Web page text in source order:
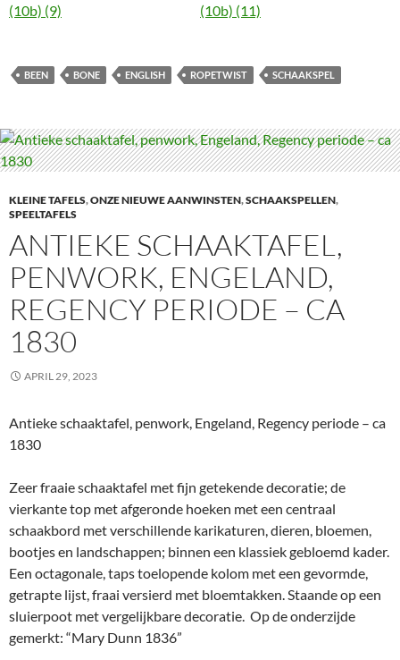
BEEN BONE ENGLISH ROPETWIST SCHAAKSPEL
KLEINE TAFELS,ONZE NIEUWE AANWINSTEN,SCHAAKSPELLEN,
SPEELTAFELS
ANTIEKE SCHAAKTAFEL,
PENWORK, ENGELAND,
REGENCY PERIODE – CA
1830
APRIL 29, 2023
Antieke schaaktafel, penwork, Engeland, Regency periode – ca
1830
Zeer fraaie schaaktafel met fijn getekende decoratie; de
vierkante top met afgeronde hoeken met een centraal
schaakbord met verschillende karikaturen, dieren, bloemen,
bootjes en landschappen; binnen een klassiek gebloemd kader.
Een octagonale, taps toelopende kolom met een gevormde,
getrapte lijst, fraai versierd met bloemtakken. Staande op een
sluierpoot met vergelijkbare decoratie. Op de onderzijde
gemerkt: “Mary Dunn 1836”